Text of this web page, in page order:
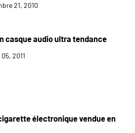
21, 2010
casque audio ultra tendance
2011
électronique vendue en